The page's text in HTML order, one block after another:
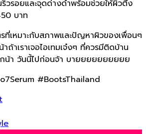
วรอยและจุดด่างดำพร้อมช่วยให้ผิวตึง
บาท
ที่เหมาะกับสภาพและปัญหาผิวของเพื่อนๆ
ถ้าเราเจอไอเทมเจ๋งๆ ที่ควรมีติดบ้าน
กน้า วันนี้ไปก่อนจ้า บายยยยยยยยยย
#BootsThailand